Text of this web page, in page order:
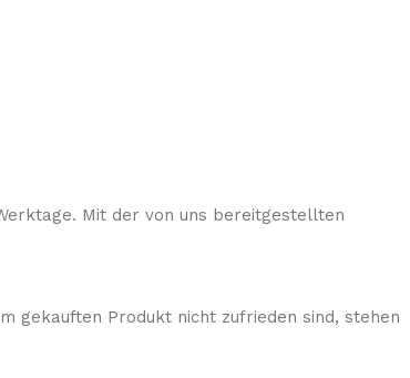
Mit der von uns bereitgestellten
gekauften Produkt nicht zufrieden sind, stehen